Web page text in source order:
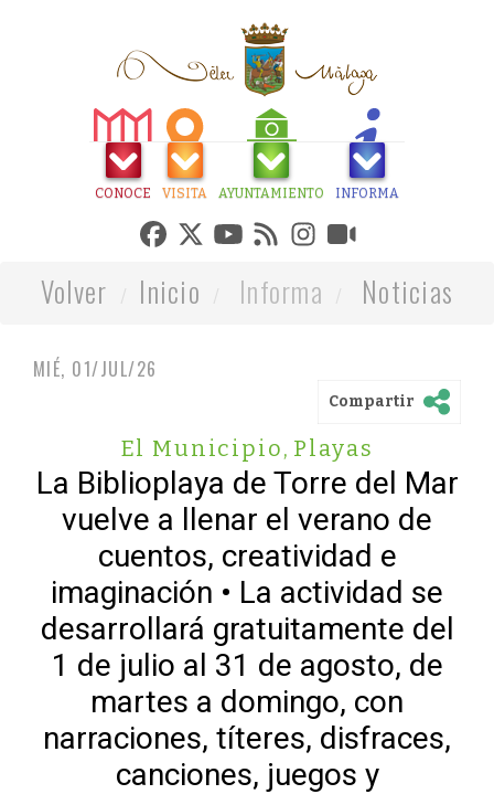
CONOCE VISITA AYUNTAMIENTO INFORMA
Volver Inicio Informa Noticias
MIÉ, 01/JUL/26
Compartir
El Municipio, Playas
La Biblioplaya de Torre del Mar
vuelve a llenar el verano de
cuentos, creatividad e
imaginación • La actividad se
desarrollará gratuitamente del
1 de julio al 31 de agosto, de
martes a domingo, con
narraciones, títeres, disfraces,
canciones, juegos y